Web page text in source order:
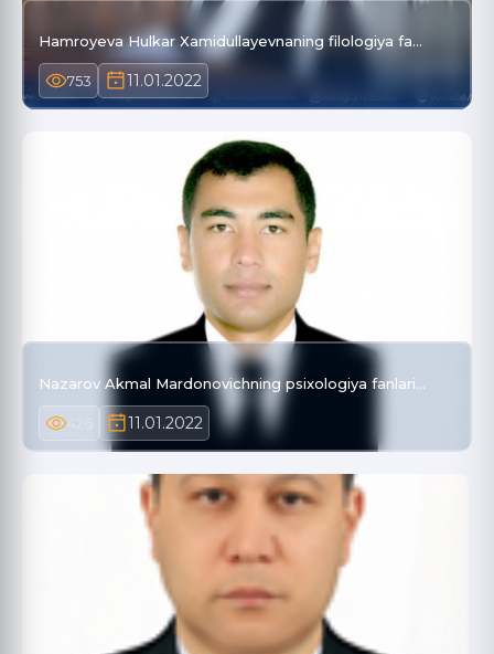
Hamroyeva Hulkar Xamidullayevnaning filologiya fa…
753 11.01.2022
Nazarov Akmal Mardonovichning psixologiya fanlari…
11.01.2022